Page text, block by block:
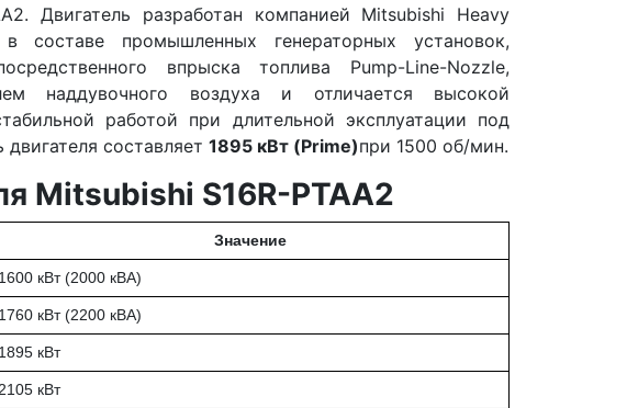
Двигатель разработан компанией Mitsubishi Heavy
составе промышленных генераторных установок,
впрыска топлива Pump-Line-Nozzle,
наддувочного воздуха и отличается высокой
работой при длительной эксплуатации под
составляет 1895 кВт (Prime)при 1500 об/мин.
Mitsubishi S16R-PTAA2
Значение
1600 кВт (2000 кВА)
1760 кВт (2200 кВА)
1895 кВт
2105 кВт